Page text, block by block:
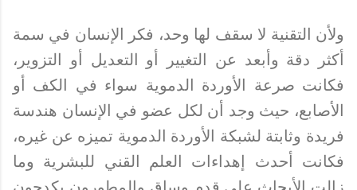
ولأن التقنية لا سقف لها وحد، فكر الإنسان في سمة
أكثر دقة وأبعد عن التغيير أو التعديل أو التزوير،
فكانت صرعة الأوردة الدموية سواء في الكف أو
الأصابع، حيث وجد أن لكل عضو في الإنسان هندسة
فريدة وثابتة لشبكة الأوردة الدموية تميزه عن غيره،
فكانت أحدث إهداءات العلم القني للبشرية وما